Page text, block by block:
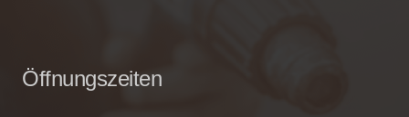
Öffnungszeiten